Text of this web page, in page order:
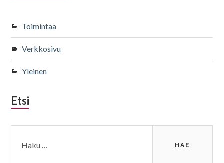
Toimintaa
Verkkosivu
Yleinen
Etsi